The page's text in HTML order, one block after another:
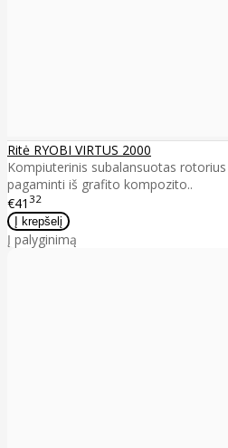
Ritė RYOBI VIRTUS 2000
Kompiuterinis subalansuotas
pagaminti iš grafito kompozito..
€41 32
Į palyginimą